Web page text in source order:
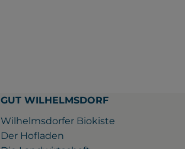
GUT WILHELMSDORF
Wilhelmsdorfer Biokiste
Der Hofladen